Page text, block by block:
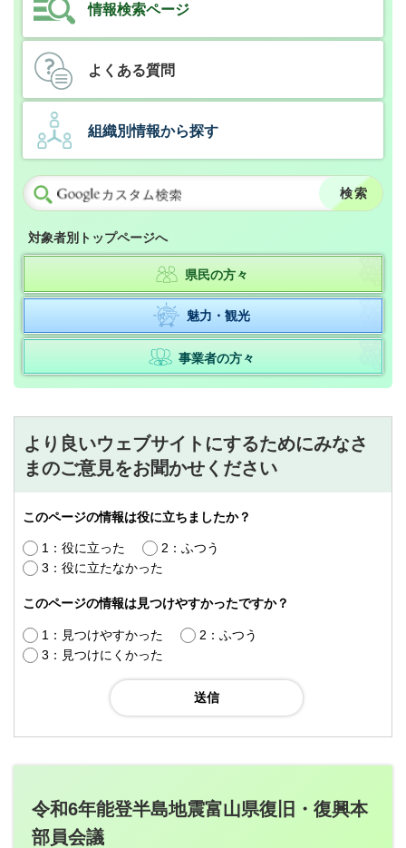
情報検索ページ
よくある質問
組織別情報から探す
対象者別トップページへ
県民の方々
魅力・観光
事業者の方々
より良いウェブサイトにするためにみなさ
まのご意見をお聞かせください
このページの情報は役に立ちましたか？
1：役に立った
2：ふつう
3：役に立たなかった
このページの情報は見つけやすかったですか？
1：見つけやすかった
2：ふつう
3：見つけにくかった
令和6年能登半島地震富山県復旧・復興本
部員会議